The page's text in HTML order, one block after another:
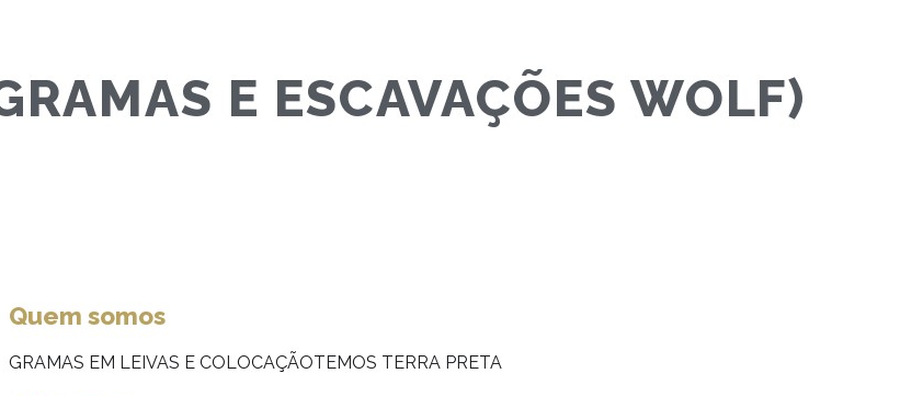
E ESCAVAÇÕES WOLF)
Quem somos
GRAMAS EM LEIVAS E COLOCAÇÃOTEMOS TERRA PRETA